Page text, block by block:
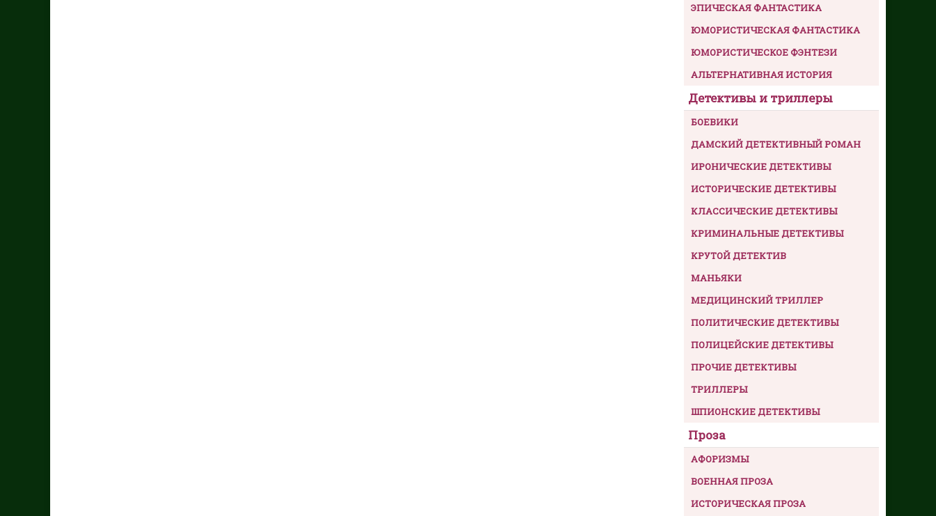
ЭПИЧЕСКАЯ ФАНТАСТИКА
ЮМОРИСТИЧЕСКАЯ ФАНТАСТИКА
ЮМОРИСТИЧЕСКОЕ ФЭНТЕЗИ
АЛЬТЕРНАТИВНАЯ ИСТОРИЯ
Детективы и триллеры
БОЕВИКИ
ДАМСКИЙ ДЕТЕКТИВНЫЙ РОМАН
ИРОНИЧЕСКИЕ ДЕТЕКТИВЫ
ИСТОРИЧЕСКИЕ ДЕТЕКТИВЫ
КЛАССИЧЕСКИЕ ДЕТЕКТИВЫ
КРИМИНАЛЬНЫЕ ДЕТЕКТИВЫ
КРУТОЙ ДЕТЕКТИВ
МАНЬЯКИ
МЕДИЦИНСКИЙ ТРИЛЛЕР
ПОЛИТИЧЕСКИЕ ДЕТЕКТИВЫ
ПОЛИЦЕЙСКИЕ ДЕТЕКТИВЫ
ПРОЧИЕ ДЕТЕКТИВЫ
ТРИЛЛЕРЫ
ШПИОНСКИЕ ДЕТЕКТИВЫ
Проза
АФОРИЗМЫ
ВОЕННАЯ ПРОЗА
ИСТОРИЧЕСКАЯ ПРОЗА